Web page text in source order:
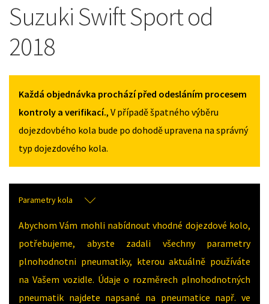
Suzuki Swift Sport od
2018
Každá objednávka prochází před odesláním procesem
kontroly a verifikací., V případě špatného výběru
dojezdovbého kola bude po dohodě upravena na správný
typ dojezdového kola.
Parametry kola
Abychom Vám mohli nabídnout vhodné dojezdové kolo,
potřebujeme, abyste zadali všechny parametry
plnohodnotni pneumatiky, kterou aktuálně používáte
na Vašem vozidle. Údaje o rozměrech plnohodnotných
pneumatik najdete napsané na pneumatice např. ve